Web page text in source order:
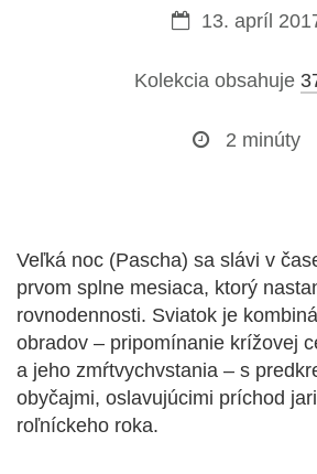
13. apríl
Kolekcia obsahuje
2 minúty
Veľká noc (Pascha) sa slávi v
prvom splne mesiaca, ktorý
rovnodennosti. Sviatok je
obradov – pripomínanie krížovej
a jeho zmŕtvychvstania – s
obyčajmi, oslavujúcimi príchod
roľníckeho roka.